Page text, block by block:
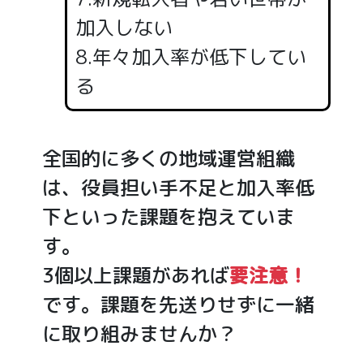
加入しない
8.年々加入率が低下してい
る
全国的に多くの地域運営組織
は、役員担い手不足と加入率低
下といった課題を抱えていま
す。
3個以上課題があれば要注意！
です。課題を先送りせずに一緒
に取り組みませんか？